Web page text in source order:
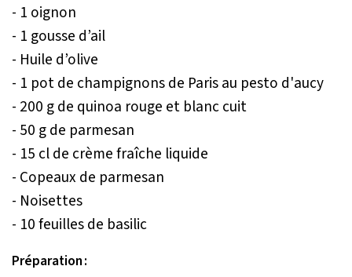
- 1 oignon
- 1 gousse d’ail
- Huile d’olive
- 1 pot de champignons de Paris au pesto d'aucy
- 200 g de quinoa rouge et blanc cuit
- 50 g de parmesan
- 15 cl de crème fraîche liquide
- Copeaux de parmesan
- Noisettes
- 10 feuilles de basilic
Préparation :